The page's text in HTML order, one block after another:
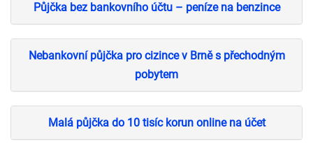
Půjčka bez bankovního účtu – peníze na benzince
Nebankovní půjčka pro cizince v Brně s přechodným
pobytem
Malá půjčka do 10 tisíc korun online na účet